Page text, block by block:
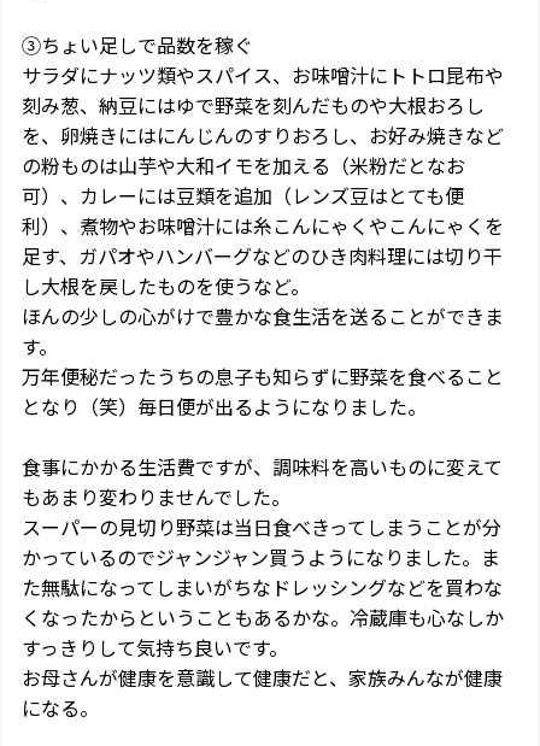
③ちょい足しで品数を稼ぐ
サラダにナッツ類やスパイス、お味噌汁にトトロ昆布や
刻み葱、納豆にはゆで野菜を刻んだものや大根おろし
を、卵焼きにはにんじんのすりおろし、お好み焼きなど
の粉ものは山芋や大和イモを加える（米粉だとなお
可）、カレーには豆類を追加（レンズ豆はとても便
利）、煮物やお味噌汁には糸こんにゃくやこんにゃくを
足す、ガパオやハンバーグなどのひき肉料理には切り干
し大根を戻したものを使うなど。
ほんの少しの心がけで豊かな食生活を送ることができま
す。
万年便秘だったうちの息子も知らずに野菜を食べること
となり（笑）毎日便が出るようになりました。
食事にかかる生活費ですが、調味料を高いものに変えて
もあまり変わりませんでした。
スーパーの見切り野菜は当日食べきってしまうことが分
かっているのでジャンジャン買うようになりました。ま
た無駄になってしまいがちなドレッシングなどを買わな
くなったからということもあるかな。冷蔵庫も心なしか
すっきりして気持ち良いです。
お母さんが健康を意識して健康だと、家族みんなが健康
になる。